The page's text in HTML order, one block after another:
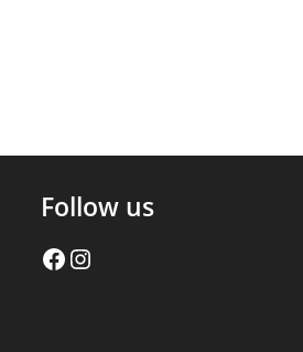
Follow us
FacebookInstagram